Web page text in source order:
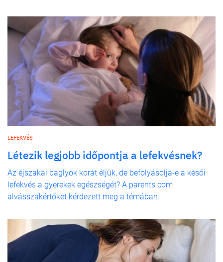
LEFEKVÉS
Létezik legjobb időpontja a lefekvésnek?
Az éjszakai baglyok korát éljük, de befolyásolja-e a késői
lefekvés a gyerekek egészségét? A parents.com
alvásszakértőket kérdezett meg a témában.